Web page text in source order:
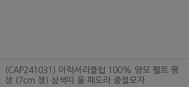
(CAP241031) 이럭셔리클럽 100% 양모 펠트 평
챙 (7cm 챙) 삼색띠 울 페도라 중절모자